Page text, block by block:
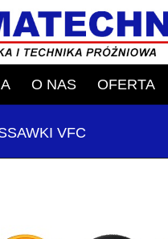
O NAS OFERTA
VFC